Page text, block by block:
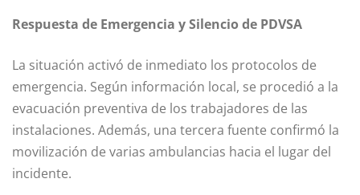
Respuesta de Emergencia y Silencio de PDVSA
La situación activó de inmediato los protocolos de
emergencia. Según información local, se procedió a la
evacuación preventiva de los trabajadores de las
instalaciones. Además, una tercera fuente confirmó la
movilización de varias ambulancias hacia el lugar del
incidente.